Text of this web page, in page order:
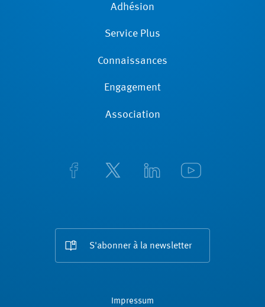
Adhésion
Service Plus
Connaissances
Engagement
Association
S'abonner à la newsletter
Impressum